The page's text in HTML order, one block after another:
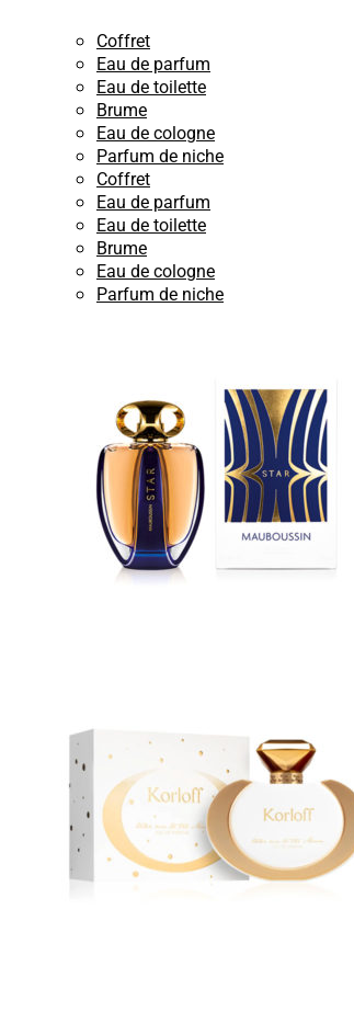
Coffret
Eau de parfum
Eau de toilette
Brume
Eau de cologne
Parfum de niche
Coffret
Eau de parfum
Eau de toilette
Brume
Eau de cologne
Parfum de niche